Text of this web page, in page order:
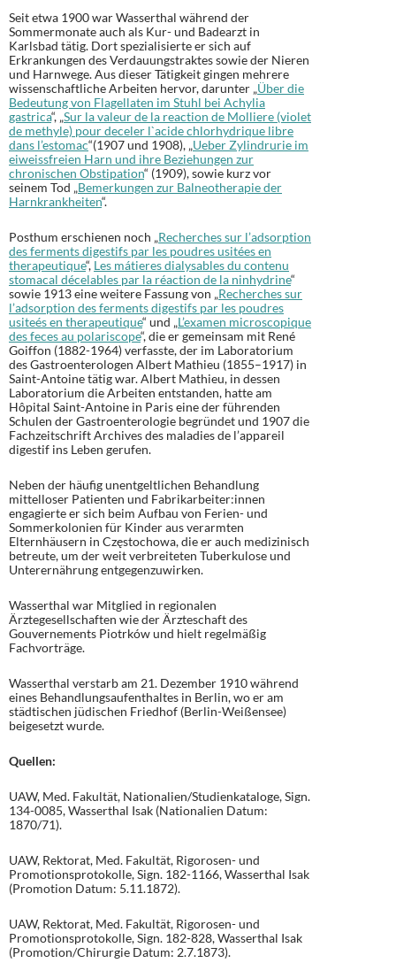
Seit etwa 1900 war Wasserthal während der
Sommermonate auch als Kur- und Badearzt in
Karlsbad tätig. Dort spezialisierte er sich auf
Erkrankungen des Verdauungstraktes sowie der Nieren
und Harnwege. Aus dieser Tätigkeit gingen mehrere
wissenschaftliche Arbeiten hervor, darunter „Über die
Bedeutung von Flagellaten im Stuhl bei Achylia
gastrica“, „Sur la valeur de la reaction de Molliere (violet
de methyle) pour deceler l`acide chlorhydrique libre
dans l’estomac“(1907 und 1908), „Ueber Zylindrurie im
eiweissfreien Harn und ihre Beziehungen zur
chronischen Obstipation“ (1909), sowie kurz vor
seinem Tod „Bemerkungen zur Balneotherapie der
Harnkrankheiten“.
Posthum erschienen noch „Recherches sur l’adsorption
des ferments digestifs par les poudres usitées en
therapeutique“, Les mátieres dialysables du contenu
stomacal décelables par la réaction de la ninhydrine“
sowie 1913 eine weitere Fassung von „Recherches sur
l’adsorption des ferments digestifs par les poudres
usiteés en therapeutique“ und „L’examen microscopique
des feces au polariscope“, die er gemeinsam mit René
Goiffon (1882-1964) verfasste, der im Laboratorium
des Gastroenterologen Albert Mathieu (1855–1917) in
Saint-Antoine tätig war. Albert Mathieu, in dessen
Laboratorium die Arbeiten entstanden, hatte am
Hôpital Saint-Antoine in Paris eine der führenden
Schulen der Gastroenterologie begründet und 1907 die
Fachzeitschrift Archives des maladies de l’appareil
digestif ins Leben gerufen.
Neben der häufig unentgeltlichen Behandlung
mittelloser Patienten und Fabrikarbeiter:innen
engagierte er sich beim Aufbau von Ferien- und
Sommerkolonien für Kinder aus verarmten
Elternhäusern in Częstochowa, die er auch medizinisch
betreute, um der weit verbreiteten Tuberkulose und
Unterernährung entgegenzuwirken.
Wasserthal war Mitglied in regionalen
Ärztegesellschaften wie der Ärzteschaft des
Gouvernements Piotrków und hielt regelmäßig
Fachvorträge.
Wasserthal verstarb am 21. Dezember 1910 während
eines Behandlungsaufenthaltes in Berlin, wo er am
städtischen jüdischen Friedhof (Berlin-Weißensee)
beigesetzt wurde.
Quellen:
UAW, Med. Fakultät, Nationalien/Studienkataloge, Sign.
134-0085, Wasserthal Isak (Nationalien Datum:
1870/71).
UAW, Rektorat, Med. Fakultät, Rigorosen- und
Promotionsprotokolle, Sign. 182-1166, Wasserthal Isak
(Promotion Datum: 5.11.1872).
UAW, Rektorat, Med. Fakultät, Rigorosen- und
Promotionsprotokolle, Sign. 182-828, Wasserthal Isak
(Promotion/Chirurgie Datum: 2.7.1873).